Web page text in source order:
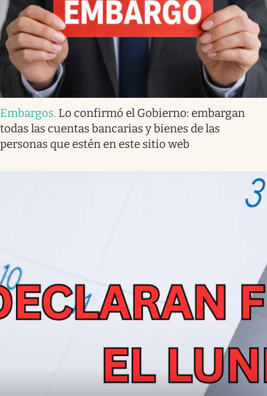
Embargos. Lo confirmó el Gobierno: embargan
todas las cuentas bancarias y bienes de las
personas que estén en este sitio web